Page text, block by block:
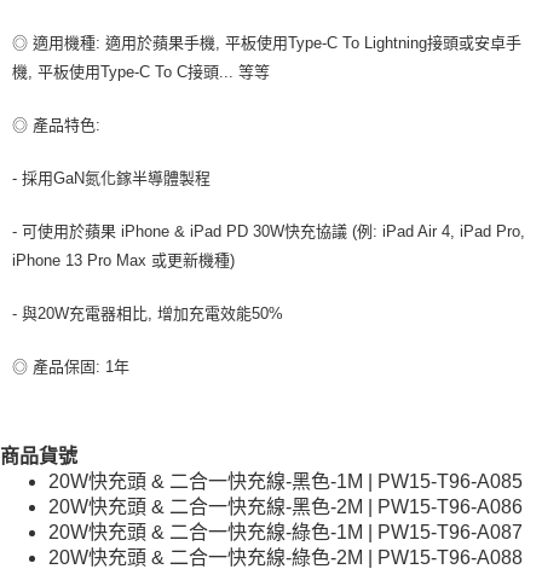
◎ 適用機種: 適用於蘋果手機, 平板使用Type-C To Lightning接頭或安卓手
機, 平板使用Type-C To C接頭... 等等
◎ 產品特色:
- 採用GaN氮化鎵半導體製程
- 可使用於蘋果 iPhone & iPad PD 30W快充協議 (例: iPad Air 4, iPad Pro,
iPhone 13 Pro Max 或更新機種)
- 與20W充電器相比, 增加充電效能50%
◎ 產品保固: 1年
商品貨號
20W快充頭 & 二合一快充線-黑色-1M | PW15-T96-A085
20W快充頭 & 二合一快充線-黑色-2M | PW15-T96-A086
20W快充頭 & 二合一快充線-綠色-1M | PW15-T96-A087
20W快充頭 & 二合一快充線-綠色-2M | PW15-T96-A088